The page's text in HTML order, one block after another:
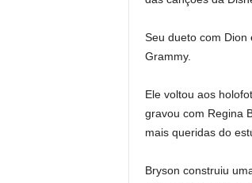
Seu dueto com Dion
Grammy.
Ele voltou aos
gravou com Regina
mais queridas do
Bryson construiu